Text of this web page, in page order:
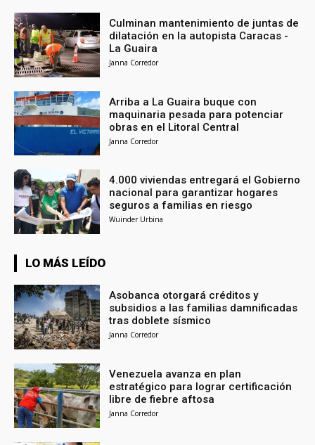
Culminan mantenimiento de juntas de
dilatación en la autopista Caracas -
La Guaira
Janna Corredor
Arriba a La Guaira buque con
maquinaria pesada para potenciar
obras en el Litoral Central
Janna Corredor
4.000 viviendas entregará el Gobierno
nacional para garantizar hogares
seguros a familias en riesgo
Wuinder Urbina
LO MÁS LEÍDO
Asobanca otorgará créditos y
subsidios a las familias damnificadas
tras doblete sísmico
Janna Corredor
Venezuela avanza en plan
estratégico para lograr certificación
libre de fiebre aftosa
Janna Corredor